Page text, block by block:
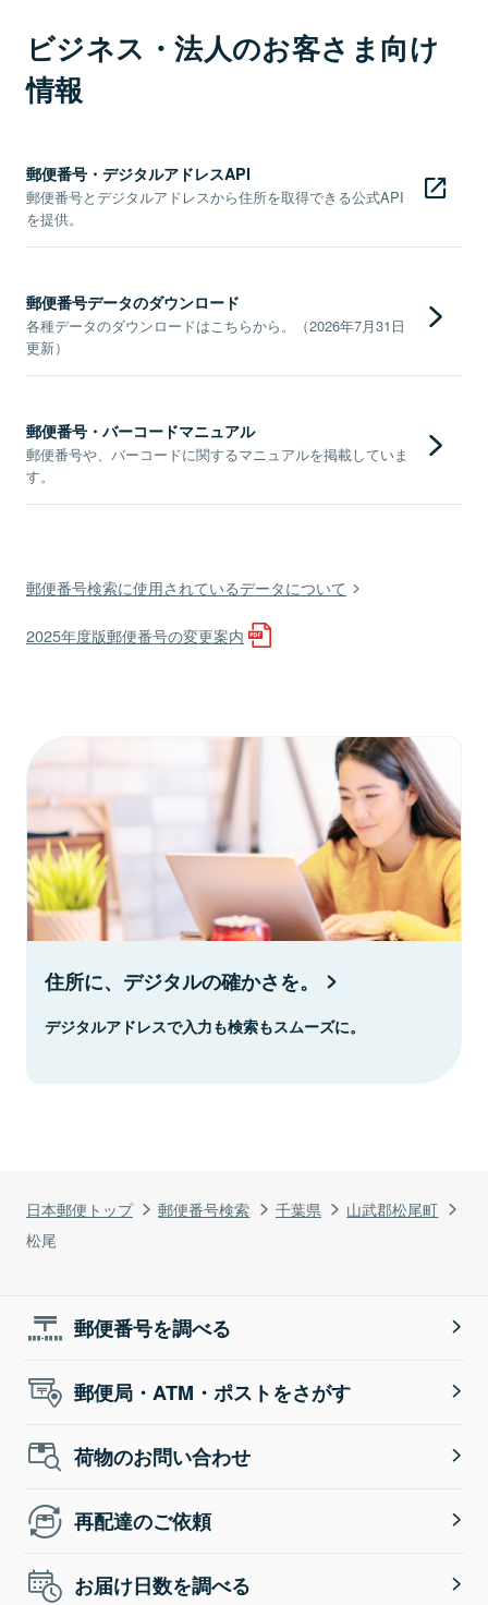
日本郵便トップ 郵便番号検索 千葉県
山武郡松尾町
松尾
ビジネス・法人のお客さま向け
情報
郵便番号・デジタルアドレスAPI
郵便番号とデジタルアドレスから住所を取得できる公式API
を提供。
郵便番号データのダウンロード
各種データのダウンロードはこちらから。（2026年7月31日
更新）
郵便番号・バーコードマニュアル
郵便番号や、バーコードに関するマニュアルを掲載していま
す。
郵便番号検索に使用されているデータについて
2025年度版郵便番号の変更案内
住所に、デジタルの確かさを。
デジタルアドレスで入力も検索もスムーズに。
郵便番号を調べる
郵便局・ATM・ポストをさがす
荷物のお問い合わせ
再配達のご依頼
お届け日数を調べる